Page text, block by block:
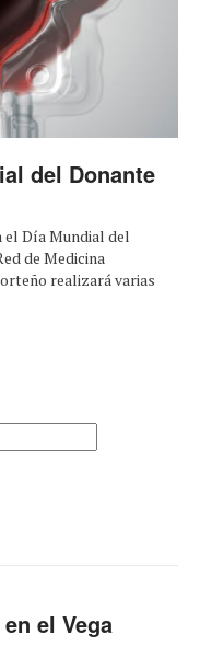
del Donante
el Día Mundial del
de Medicina
realizará varias
el Vega